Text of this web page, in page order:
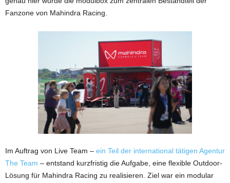
Fanzone von Mahindra Racing.
Im Auftrag von Live Team – ein Teil der international tätigen Agentur
The Team – entstand kurzfristig die Aufgabe, eine flexible Outdoor-
Lösung für Mahindra Racing zu realisieren. Ziel war ein modular